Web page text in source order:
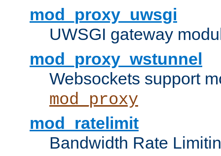
mod_proxy_uwsgi
UWSGI gateway
mod_proxy_wstunnel
Websockets support
mod_proxy
mod_ratelimit
Bandwidth Rate